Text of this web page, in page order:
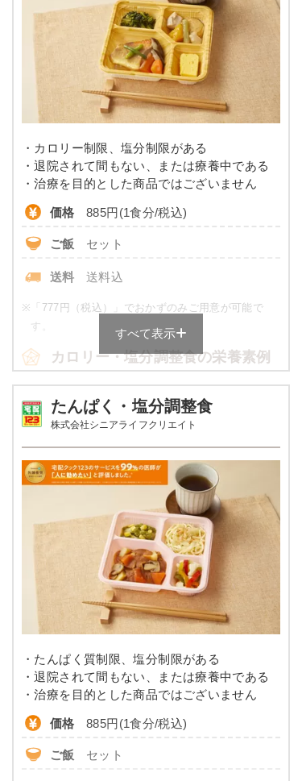
※メニューの補足
ご飯セットの栄養素です。お弁当献立の一例と
その栄養価のため、実際にご提供可能なメニュ
ーではないのでご注意ください。
タンパク質 9.0～11.0g
-
糖質 -
リン -
カリウム -
※カロリーは目安の数値であるため、メニューによっ
て異なる場合がございます。 牛乳セットでの栄養価
です。
朝食（パンセット）のメニュー例
クリームパン
栄養素
エネルギー：149kcal、食塩相当量：1.2g
ご飯セットの栄養素です。お弁当献立の一例と
その栄養価のため、実際にご提供可能なメニュ
ーではないのでご注意ください。
・カロリー制限、塩分制限がある
・退院されて間もない、または療養中である
・治療を目的とした商品ではございません
価格 885円(1食分/税込)
ご飯 セット
送料 送料込
※ 「777円（税込）」でおかずのみご用意が可能で
す。
カロリー・塩分調整食の栄養素例
4～6品
カロリー 514～538kcal
塩分 2.0g未満
18.7～21.9g
12.2～14.8g
-
リン -
カリウム -
コレステロール -
て異なる場合がございます。 ごはんセットでの栄養
すべて表示
たんぱく・塩分調整食
株式会社シニアライフクリエイト
・たんぱく質制限、塩分制限がある
・退院されて間もない、または療養中である
・治療を目的とした商品ではございません
価格 885円(1食分/税込)
ご飯 セット